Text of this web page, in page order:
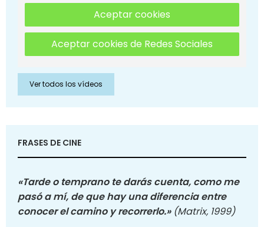
Aceptar cookies
Aceptar cookies de Redes Sociales
Ver todos los vídeos
FRASES DE CINE
«Tarde o temprano te darás cuenta, como me
pasó a mí, de que hay una diferencia entre
conocer el camino y recorrerlo.» (Matrix, 1999)